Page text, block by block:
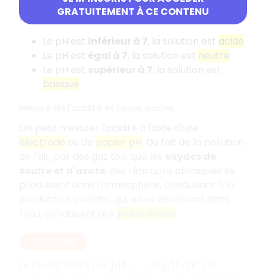
GRATUITEMENT À CE CONTENU
Pour une solution, lorsque :
Le pH est inférieur à 7, la solution est acide
Le pH est égal à 7 , la solution est neutre
basique